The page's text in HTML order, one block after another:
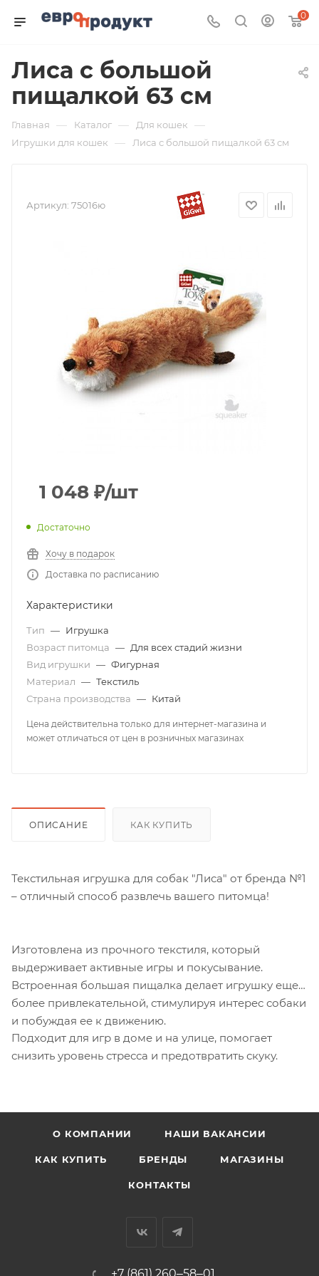
0
Лиса с большой
пищалкой 63 см
Главная — Каталог — Для кошек —
Игрушки для кошек — Лиса с большой пищалкой 63 см
Артикул: 75016ю
1 048 ₽/шт
Достаточно
Хочу в подарок
Доставка по расписанию
Характеристики
Тип — Игрушка
Возраст питомца — Для всех стадий жизни
Вид игрушки — Фигурная
Материал — Текстиль
Страна производства — Китай
Цена действительна только для интернет-магазина и
может отличаться от цен в розничных магазинах
ОПИСАНИЕ КАК КУПИТЬ
Текстильная игрушка для собак "Лиса" от бренда №1
– отличный способ развлечь вашего питомца!
Изготовлена из прочного текстиля, который
выдерживает активные игры и покусывание.
Встроенная большая пищалка делает игрушку еще
более привлекательной, стимулируя интерес собаки
и побуждая ее к движению.
Подходит для игр в доме и на улице, помогает
снизить уровень стресса и предотвратить скуку.
О КОМПАНИИ НАШИ ВАКАНСИИ
КАК КУПИТЬ БРЕНДЫ МАГАЗИНЫ
КОНТАКТЫ